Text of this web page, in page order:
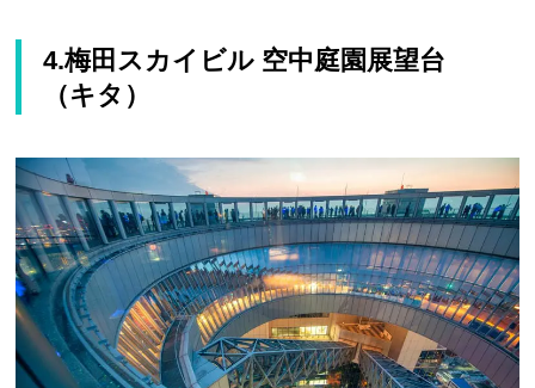
4.梅田スカイビル 空中庭園展望台
（キタ）